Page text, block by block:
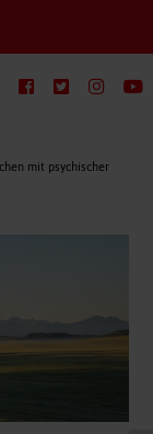
mit psychischer